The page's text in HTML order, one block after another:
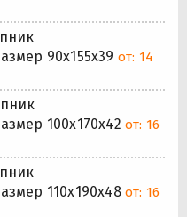
90x155x39 от: 14
100x170x42 от: 16
110x190x48 от: 16